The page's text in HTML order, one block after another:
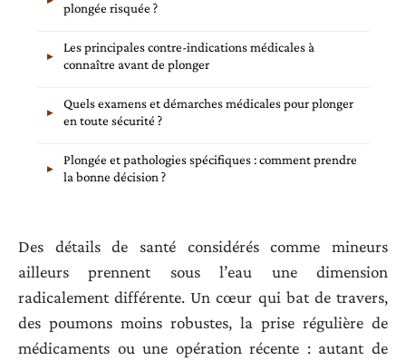
plongée risquée ?
Les principales contre-indications médicales à
connaître avant de plonger
Quels examens et démarches médicales pour plonger
en toute sécurité ?
Plongée et pathologies spécifiques : comment prendre
la bonne décision ?
Des détails de santé considérés comme mineurs
ailleurs prennent sous l’eau une dimension
radicalement différente. Un cœur qui bat de travers,
des poumons moins robustes, la prise régulière de
médicaments ou une opération récente : autant de